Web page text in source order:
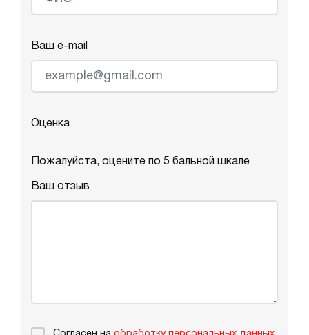
Ваш e-mail
Оценка
Пожалуйста, оцените по 5 бальной шкале
Ваш отзыв